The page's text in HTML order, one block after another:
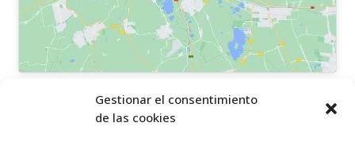
Gestionar el consentimiento
de las cookies
OTROS ENLACES